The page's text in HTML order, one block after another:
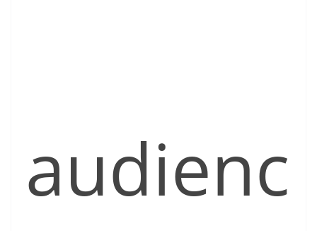
audienc